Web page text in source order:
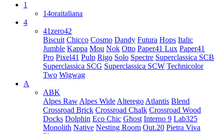
1
14oraitaliana
4
41zero42
Biscuit Chicco Cosmo Dandy Futura Hops Italic
Jumble Kappa Mou Nok Otto Paper41 Lux Paper41
Pro Pixel41 Pulp Rigo Solo Spectre Superclassica SCB
Superclassica SCG Superclassica SCW Technicolor
Two Wigwag
A
ABK
Alpes Raw Alpes Wide Alterego Atlantis Blend
Crossroad Brick Crossroad Chalk Crossroad Wood
Docks Dolphin Eco Chic Ghost Interno 9 Lab325
Monolith Native Nesting Room Out.20 Pietra Viva